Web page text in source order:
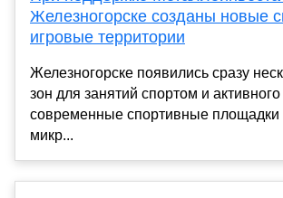
Железногорске созданы новые
игровые территории
Железногорске появились сразу
зон для занятий спортом и
современные спортивные площадки
микр...